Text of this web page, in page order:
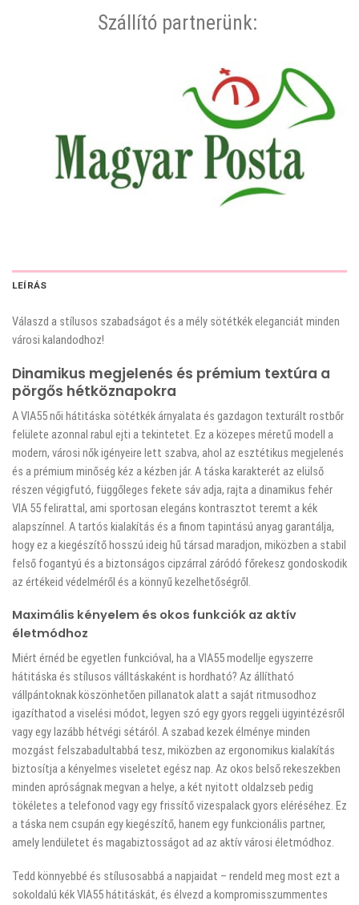
Szállító partnerünk:
LEÍRÁS
Válaszd a stílusos szabadságot és a mély sötétkék eleganciát minden
városi kalandodhoz!
Dinamikus megjelenés és prémium textúra a
pörgős hétköznapokra
A VIA55 női hátitáska sötétkék árnyalata és gazdagon texturált rostbőr
felülete azonnal rabul ejti a tekintetet. Ez a közepes méretű modell a
modern, városi nők igényeire lett szabva, ahol az esztétikus megjelenés
és a prémium minőség kéz a kézben jár. A táska karakterét az elülső
részen végigfutó, függőleges fekete sáv adja, rajta a dinamikus fehér
VIA 55 felirattal, ami sportosan elegáns kontrasztot teremt a kék
alapszínnel. A tartós kialakítás és a finom tapintású anyag garantálja,
hogy ez a kiegészítő hosszú ideig hű társad maradjon, miközben a stabil
felső fogantyú és a biztonságos cipzárral záródó főrekesz gondoskodik
az értékeid védelméről és a könnyű kezelhetőségről.
Maximális kényelem és okos funkciók az aktív
életmódhoz
Miért érnéd be egyetlen funkcióval, ha a VIA55 modellje egyszerre
hátitáska és stílusos válltáskaként is hordható? Az állítható
vállpántoknak köszönhetően pillanatok alatt a saját ritmusodhoz
igazíthatod a viselési módot, legyen szó egy gyors reggeli ügyintézésről
vagy egy lazább hétvégi sétáról. A szabad kezek élménye minden
mozgást felszabadultabbá tesz, miközben az ergonomikus kialakítás
biztosítja a kényelmes viseletet egész nap. Az okos belső rekeszekben
minden apróságnak megvan a helye, a két nyitott oldalzseb pedig
tökéletes a telefonod vagy egy frissítő vizespalack gyors eléréséhez. Ez
a táska nem csupán egy kiegészítő, hanem egy funkcionális partner,
amely lendületet és magabiztosságot ad az aktív városi életmódhoz.
Tedd könnyebbé és stílusosabbá a napjaidat – rendeld meg most ezt a
sokoldalú kék VIA55 hátitáskát, és élvezd a kompromisszummentes